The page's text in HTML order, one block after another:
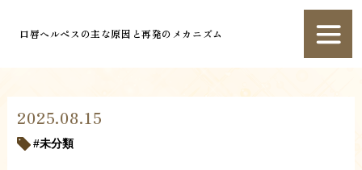
口唇ヘルペスの主な原因と再発のメカニズム
2025.08.15
未分類